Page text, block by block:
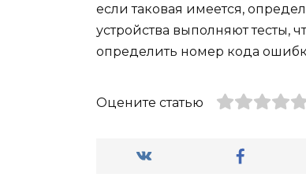
если таковая имеется,
устройства выполняют тесты,
определить номер кода
Оцените статью